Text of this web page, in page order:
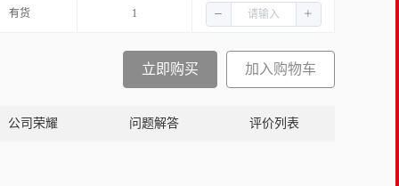
有货 1
立即购买 加入购物车
公司荣耀 问题解答 评价列表